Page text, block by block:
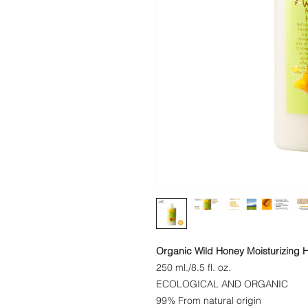
Organic Wild Honey Moisturizing
250 ml./8.5 fl. oz.
​​​​ECOLOGICAL AND ORGANIC
99% From natural origin